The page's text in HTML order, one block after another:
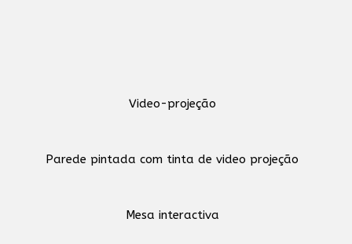
Video-projeção
Parede pintada com tinta de video projeção
Mesa interactiva